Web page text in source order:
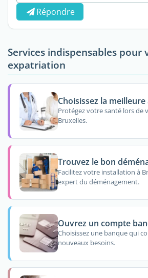
Répondre
Services indispensables pour
expatriation
Choisissez la
Protégez votre santé lors de
Bruxelles.
Trouvez le bon
Facilitez votre installation à
expert du déménagement.
Ouvrez un compte
Choisissez une banque qui
nouveaux besoins.